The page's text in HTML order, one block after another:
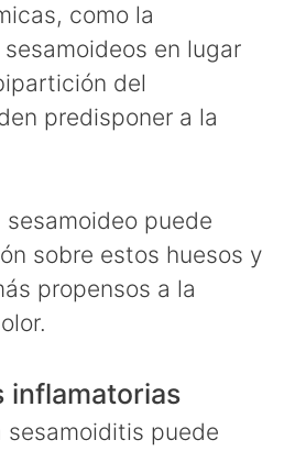
como la
en lugar
del
predisponer a la
puede
sobre estos huesos y
propensos a la
inflamatorias
sesamoiditis puede